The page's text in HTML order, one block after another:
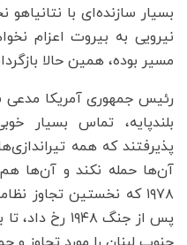
بسیار سازنده‌ای با
نیرویی به بیروت اعزام
مسیر بوده، همین حالا
رئیس جمهوری آمریکا مدعی
بلندپایه، تماس بسیار
پذیرفتند که همه
آن‌ها حمله نکند و آن‌ها هم
۱۹۷۸ که نخستین تجاوز
پس از جنگ